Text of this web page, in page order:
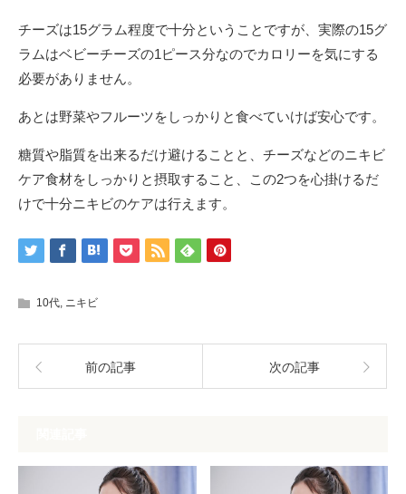
チーズは15グラム程度で十分ということですが、実際の15グ
ラムはベビーチーズの1ピース分なのでカロリーを気にする
必要がありません。
あとは野菜やフルーツをしっかりと食べていけば安心です。
糖質や脂質を出来るだけ避けることと、チーズなどのニキビ
ケア食材をしっかりと摂取すること、この2つを心掛けるだ
けで十分ニキビのケアは行えます。
10代 ニキビ
前の記事 次の記事